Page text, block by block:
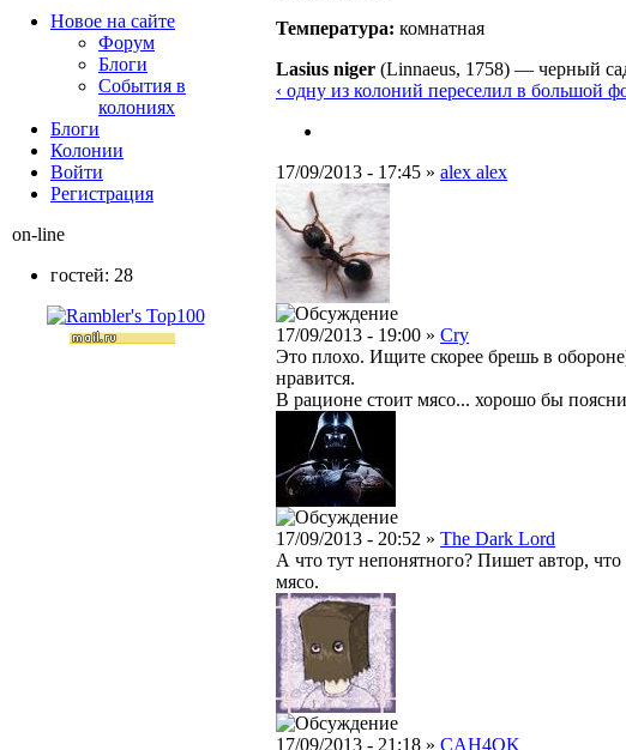
Температура: комнатная
Lasius niger (Linnaeus, 1758) — черный
‹ одну из колоний переселил в большой
17/09/2013 - 17:45 » alex alex
17/09/2013 - 19:00 » Cry
Это плохо. Ищите скорее брешь в
нравится.
В рационе стоит мясо... хорошо бы
17/09/2013 - 20:52 » The Dark Lord
А что тут непонятного? Пишет автор,
мясо.
17/09/2013 - 21:18 » CAH4OK
Новое на сайте
Форум
Блоги
События в
колониях
Блоги
Колонии
Войти
Peгиcтpaция
on-line
гостей: 28